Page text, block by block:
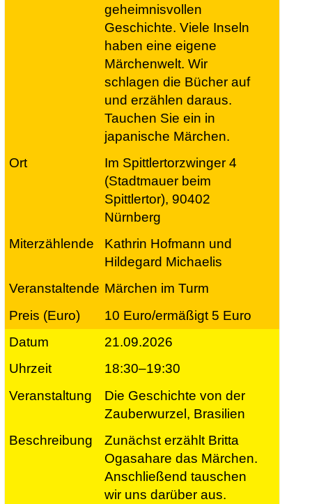
geheimnisvollen
Geschichte. Viele Inseln
haben eine eigene
Märchenwelt. Wir
schlagen die Bücher auf
und erzählen daraus.
Tauchen Sie ein in
japanische Märchen.
Im Spittlertorzwinger 4
(Stadtmauer beim
Spittlertor), 90402
Nürnberg
Kathrin Hofmann und
Hildegard Michaelis
Märchen im Turm
10 Euro/ermäßigt 5 Euro
21.09.2026
18:30–19:30
Die Geschichte von der
Zauberwurzel, Brasilien
Zunächst erzählt Britta
Ogasahare das Märchen.
Anschließend tauschen
wir uns darüber aus.